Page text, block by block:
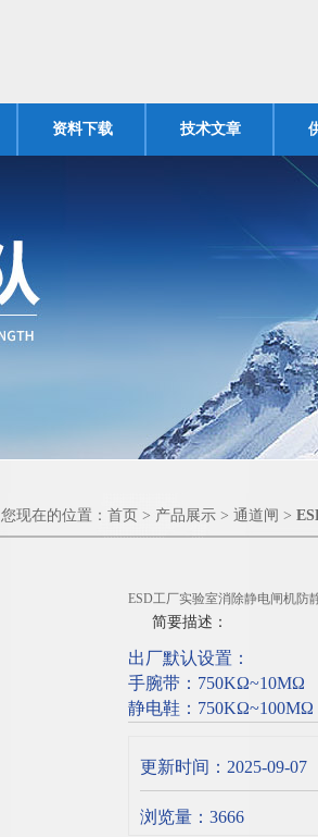
资料下载 技术文章
您现在的位置： 首页 > 产品展示 > 通道闸 >
ESD工厂实验室消除静电闸机防
简要描述：
出厂默认设置：
手腕带：750KΩ~10MΩ
静电鞋：750KΩ~100MΩ
测试范围：750KΩ –
：750KΩ – 1000MΩ 精
更新时间：2025-09-07
浏览量：3666